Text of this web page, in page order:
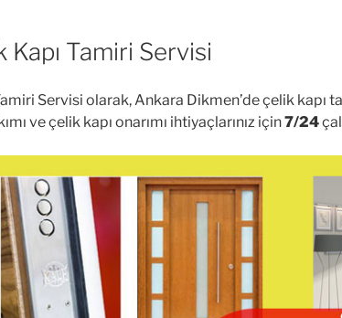
Kapı Tamiri Servisi
Servisi olarak, Ankara Dikmen’de çelik
ve çelik kapı onarımı ihtiyaçlarınız için7/24